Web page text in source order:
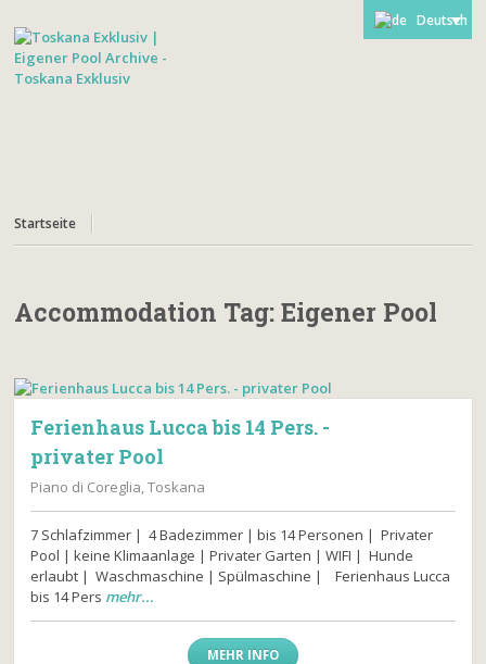
Deutsch
Startseite
Accommodation Tag:Eigener Pool
Ferienhaus Lucca bis 14 Pers. -
privater Pool
Piano di Coreglia, Toskana
7 Schlafzimmer | 4 Badezimmer | bis 14 Personen | Privater
Pool | keine Klimaanlage | Privater Garten | WIFI | Hunde
erlaubt | Waschmaschine | Spülmaschine | Ferienhaus Lucca
bis 14 Pers mehr...
MEHR INFO